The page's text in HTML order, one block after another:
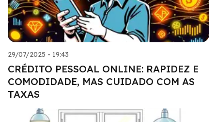
29/07/2025 - 19:43
CRÉDITO PESSOAL ONLINE: RAPIDEZ E
COMODIDADE, MAS CUIDADO COM AS
TAXAS